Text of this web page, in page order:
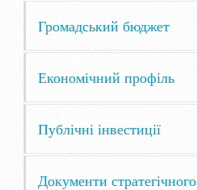
Громадський бюджет
Економічний профіль
Публічні інвестиції
Документи стратегічного